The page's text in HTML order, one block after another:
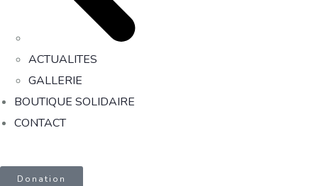
ACTUALITES
GALLERIE
BOUTIQUE SOLIDAIRE
CONTACT
Donation